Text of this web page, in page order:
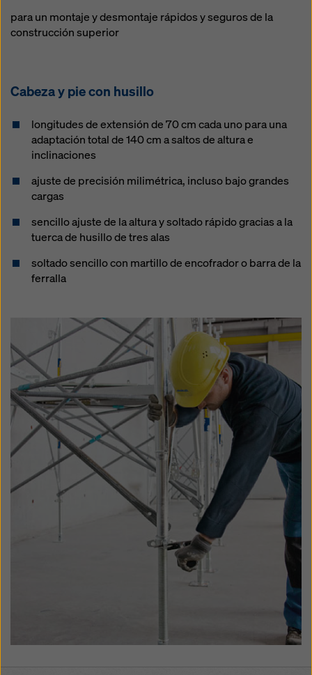
para un montaje y desmontaje rápidos y seguros de la
construcción superior
Cabeza y pie con husillo
longitudes de extensión de 70 cm cada uno para una
adaptación total de 140 cm a saltos de altura e
inclinaciones
ajuste de precisión milimétrica, incluso bajo grandes
cargas
sencillo ajuste de la altura y soltado rápido gracias a la
tuerca de husillo de tres alas
soltado sencillo con martillo de encofrador o barra de la
ferralla